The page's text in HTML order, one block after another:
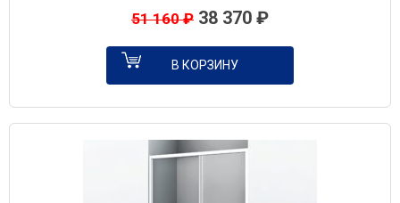
51 160₽ 38 370 ₽
В КОРЗИНУ